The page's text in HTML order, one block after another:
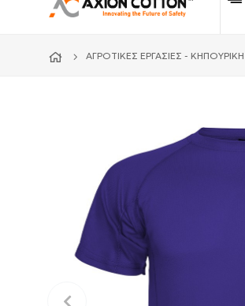
ΑΓΡΟΤΙΚΈΣ ΕΡΓΑΣΊΕΣ - ΚΗΠΟΥΡΙΚΉ